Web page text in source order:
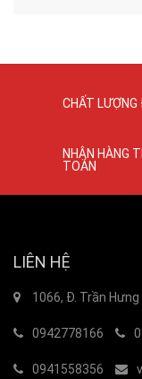
CHẤT
NHẬN HÀNG
TOÁN
LIÊN HỆ
1066, Đ. Trần
0942778166
0941558356